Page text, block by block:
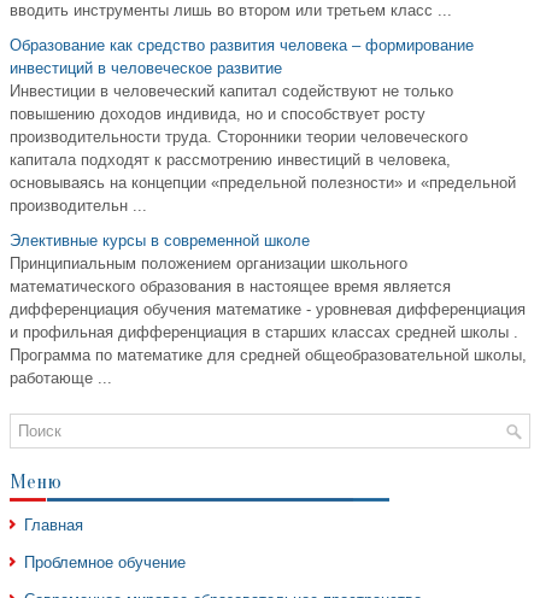
вводить инструменты лишь во втором или третьем класс ...
Образование как средство развития человека – формирование
инвестиций в человеческое развитие
Инвестиции в человеческий капитал содействуют не только
повышению доходов индивида, но и способствует росту
производительности труда. Сторонники теории человеческого
капитала подходят к рассмотрению инвестиций в человека,
основываясь на концепции «предельной полезности» и «предельной
производительн ...
Элективные курсы в современной школе
Принципиальным положением организации школьного
математического образования в настоящее время является
дифференциация обучения математике - уровневая дифференциация
и профильная дифференциация в старших классах средней школы .
Программа по математике для средней общеобразовательной школы,
работающе ...
Меню
Главная
Проблемное обучение